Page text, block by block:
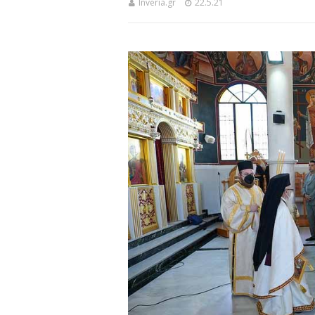
Inveria.gr 22.5.21